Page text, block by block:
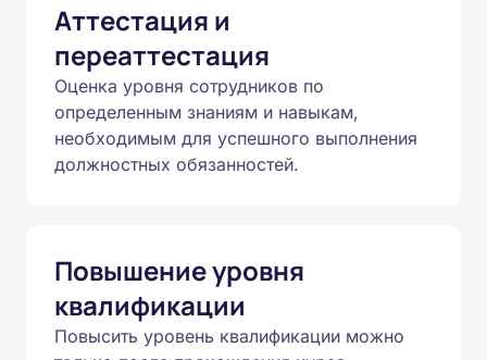
Аттестация и
переаттестация
Оценка уровня сотрудников по
определенным знаниям и навыкам,
необходимым для успешного выполнения
должностных обязанностей.
Повышение уровня
квалификации
Повысить уровень квалификации можно